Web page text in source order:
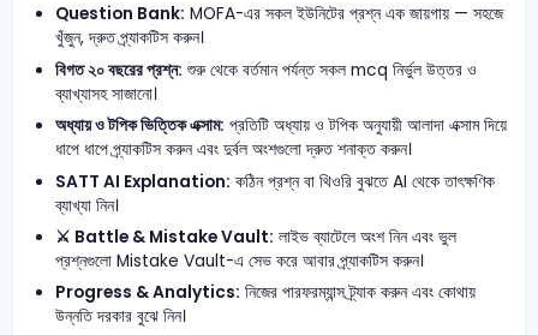
Question Bank: MOFA-এর সকল ইউনিটের প্রশ্ন এক জায়গায় — সহজে
খুঁজুন, দ্রুত প্র্যাকটিস করুন।
বিগত ২০ বছরের প্রশ্ন: শুরু থেকে বর্তমান পর্যন্ত সকল mcq নির্ভুল উত্তর ও
ব্যাখ্যাসহ সাজানো।
অধ্যায় ও টপিক ভিত্তিক এক্সাম: প্রতিটি অধ্যায় ও টপিক অনুযায়ী আলাদা এক্সাম দিয়ে
ধাপে ধাপে প্র্যাকটিস করুন এবং দুর্বল অংশগুলো দ্রুত শনাক্ত করুন।
SATT AI Explanation: কঠিন প্রশ্ন বা থিওরি বুঝতে AI থেকে তাৎক্ষণিক
ব্যাখ্যা নিন।
⚔️ Battle & Mistake Vault: লাইভ ব্যাটেলে অংশ নিন এবং ভুল
প্রশ্নগুলো Mistake Vault-এ সেভ করে আবার প্র্যাকটিস করুন।
Progress & Analytics: নিজের পারফরম্যান্স ট্র্যাক করুন এবং কোথায়
উন্নতি দরকার বুঝে নিন।